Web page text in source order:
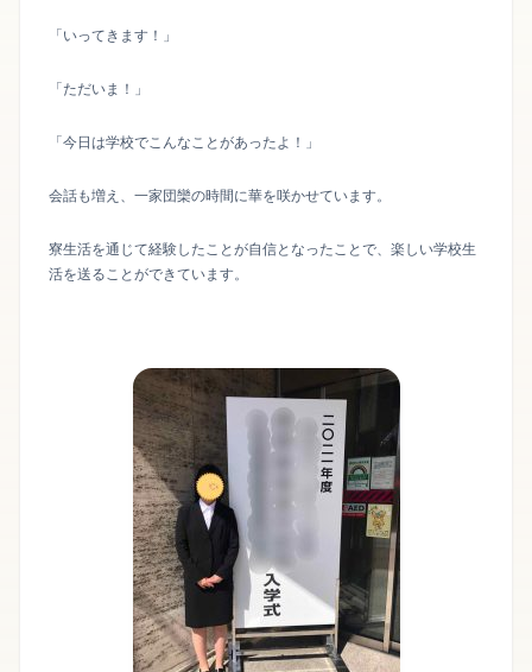
「いってきます！」
「ただいま！」
「今日は学校でこんなことがあったよ！」
会話も増え、一家団欒の時間に華を咲かせています。
寮生活を通じて経験したことが自信となったことで、楽しい学校生
活を送ることができています。